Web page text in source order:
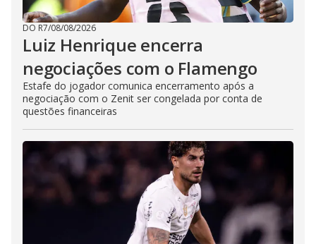
DO R7/08/08/2026
Luiz Henrique encerra
negociações com o Flamengo
Estafe do jogador comunica encerramento após a
negociação com o Zenit ser congelada por conta de
questões financeiras